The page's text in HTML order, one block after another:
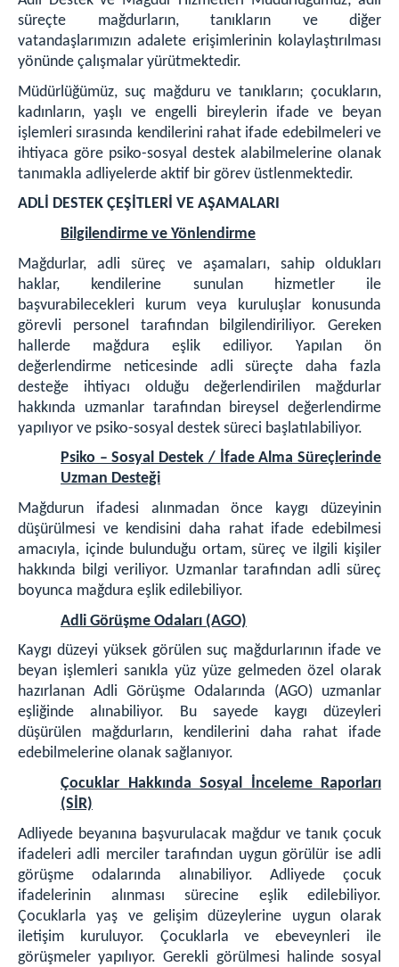
ADLİYEMİZ
Komisyon Başkanı
Adli Destek ve Mağdur Hizmetleri Müdürlüğü
Mülhakat Adliyeler
Akçakale Adliyesi
Bozova Adliyesi
Harran Adliyesi
İcra Müdürlüğü
FOTOĞRAFLAR
Şanlıurfa Adliyesi
Maşuk Adliye Lojmanları
Batıkent Adliye Lojmanları
İLETİŞİM
İletişim Merkez Adliye
İletişim İcra Müdürlüğü
İletişim Ek Hizmet Binası
süreçte mağdurların, tanıkların ve diğer
vatandaşlarımızın adalete erişimlerinin kolaylaştırılması
yönünde çalışmalar yürütmektedir.
Müdürlüğümüz, suç mağduru ve tanıkların; çocukların,
kadınların, yaşlı ve engelli bireylerin ifade ve beyan
işlemleri sırasında kendilerini rahat ifade edebilmeleri ve
ihtiyaca göre psiko-sosyal destek alabilmelerine olanak
tanımakla adliyelerde aktif bir görev üstlenmektedir.
ADLİ DESTEK ÇEŞİTLERİ VE AŞAMALARI
Bilgilendirme ve Yönlendirme
Mağdurlar, adli süreç ve aşamaları, sahip oldukları
haklar, kendilerine sunulan hizmetler ile
başvurabilecekleri kurum veya kuruluşlar konusunda
görevli personel tarafından bilgilendiriliyor. Gereken
hallerde mağdura eşlik ediliyor. Yapılan ön
değerlendirme neticesinde adli süreçte daha fazla
desteğe ihtiyacı olduğu değerlendirilen mağdurlar
hakkında uzmanlar tarafından bireysel değerlendirme
yapılıyor ve psiko-sosyal destek süreci başlatılabiliyor.
Psiko – Sosyal Destek / İfade Alma Süreçlerinde
Uzman Desteği
Mağdurun ifadesi alınmadan önce kaygı düzeyinin
düşürülmesi ve kendisini daha rahat ifade edebilmesi
amacıyla, içinde bulunduğu ortam, süreç ve ilgili kişiler
hakkında bilgi veriliyor. Uzmanlar tarafından adli süreç
boyunca mağdura eşlik edilebiliyor.
Adli Görüşme Odaları (AGO)
Kaygı düzeyi yüksek görülen suç mağdurlarının ifade ve
beyan işlemleri sanıkla yüz yüze gelmeden özel olarak
hazırlanan Adli Görüşme Odalarında (AGO) uzmanlar
eşliğinde alınabiliyor. Bu sayede kaygı düzeyleri
düşürülen mağdurların, kendilerini daha rahat ifade
edebilmelerine olanak sağlanıyor.
Çocuklar Hakkında Sosyal İnceleme Raporları
(SİR)
Adliyede beyanına başvurulacak mağdur ve tanık çocuk
ifadeleri adli merciler tarafından uygun görülür ise adli
görüşme odalarında alınabiliyor. Adliyede çocuk
ifadelerinin alınması sürecine eşlik edilebiliyor.
Çocuklarla yaş ve gelişim düzeylerine uygun olarak
iletişim kuruluyor. Çocuklarla ve ebeveynleri ile
görüşmeler yapılıyor. Gerekli görülmesi halinde sosyal